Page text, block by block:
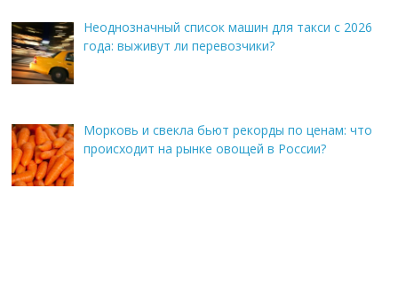
Неоднозначный список машин для такси с 2026
года: выживут ли перевозчики?
Морковь и свекла бьют рекорды по ценам: что
происходит на рынке овощей в России?